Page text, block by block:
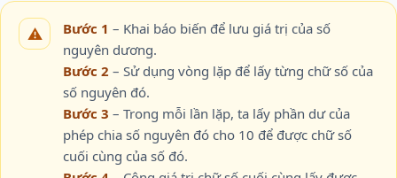
Bước 1 – Khai báo biến để lưu giá trị của số
nguyên dương.
Bước 2 – Sử dụng vòng lặp để lấy từng chữ số của
số nguyên đó.
Bước 3 – Trong mỗi lần lặp, ta lấy phần dư của
phép chia số nguyên đó cho 10 để được chữ số
cuối cùng của số đó.